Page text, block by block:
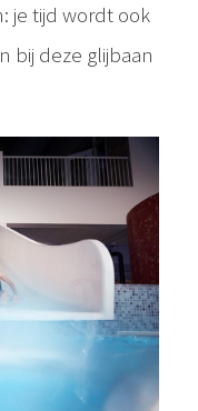
je tijd wordt ook
bij deze glijbaan